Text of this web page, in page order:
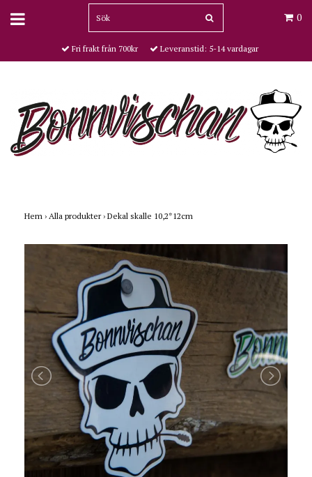
0
Fri frakt från 700kr Leveranstid: 5-14 vardagar
Hem › Alla produkter › Dekal skalle 10,2*12cm